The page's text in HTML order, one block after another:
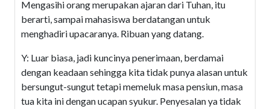
Mengasihi orang merupakan ajaran dari Tuhan, itu
berarti, sampai mahasiswa berdatangan untuk
menghadiri upacaranya. Ribuan yang datang.
Y: Luar biasa, jadi kuncinya penerimaan, berdamai
dengan keadaan sehingga kita tidak punya alasan untuk
bersungut-sungut tetapi memeluk masa pensiun, masa
tua kita ini dengan ucapan syukur. Penyesalan ya tidak